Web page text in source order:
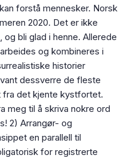
forstå mennesker. Norsk
2020. Det er ikke
bli glad i henne. Allerede
og kombineres i
historier
dessverre de fleste
fra det kjente kystfortet.
meg til å skriva nokre ord
2) Arrangør- og
en parallell til
for registrerte